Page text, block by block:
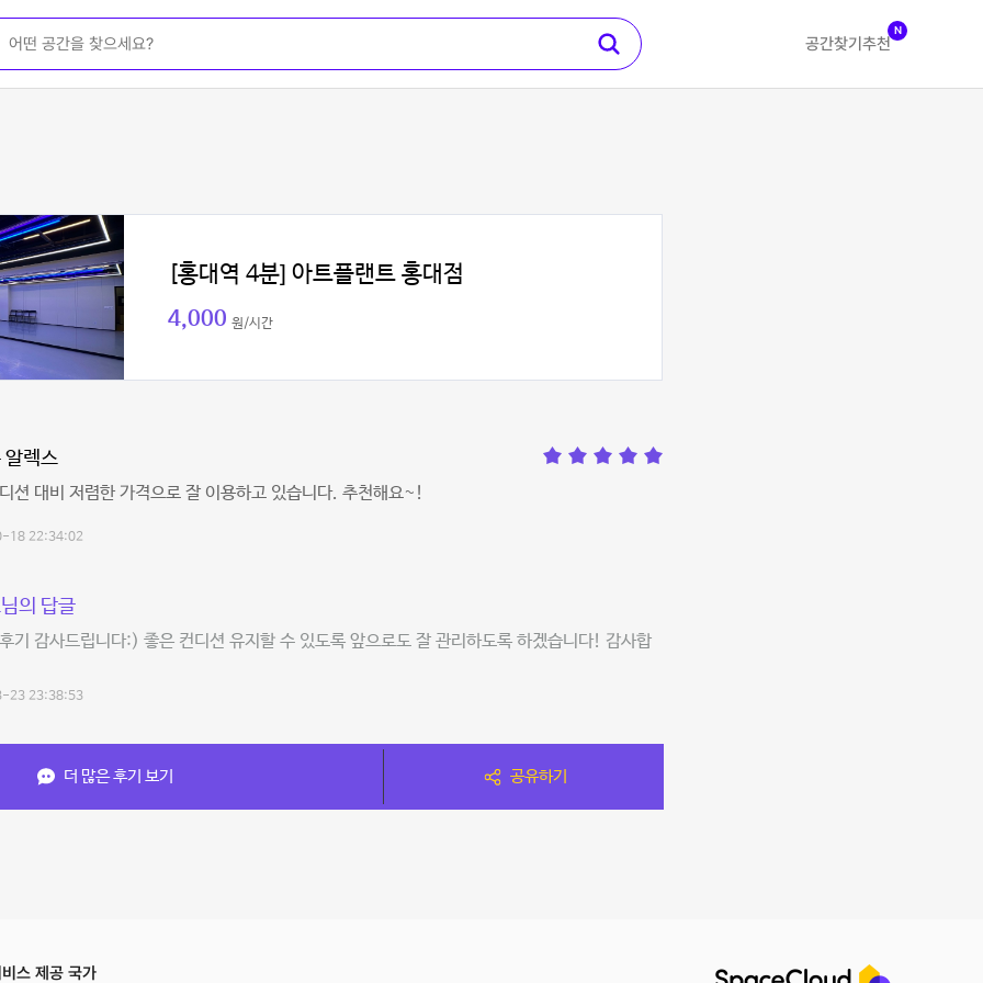
공간찾기 추천
N
[홍대역 4분] 아트플랜트 홍대점
4,000 원/시간
알렉스
션 대비 저렴한 가격으로 잘 이용하고 있습니다. 추천해요~!
18 22:34:02
의 답글
기 감사드립니다:) 좋은 컨디션 유지할 수 있도록 앞으로도 잘 관리하도록 하겠습니다! 감사합
23 23:38:53
더 많은 후기 보기 공유하기
스 제공 국가